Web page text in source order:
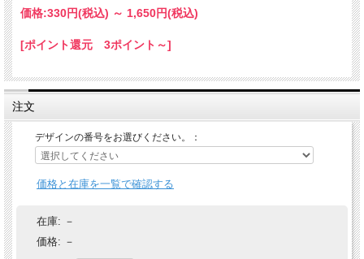
価格:330円(税込) ～ 1,650円(税込)
[ポイント還元 3ポイント～]
注文
デザインの番号をお選びください。：
価格と在庫を一覧で確認する
在庫: －
価格: －